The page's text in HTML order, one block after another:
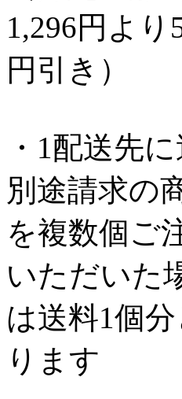
1,296円より
円引き）
・1配送先
別途請求の
を複数個ご
いただいた
は送料1個
ります